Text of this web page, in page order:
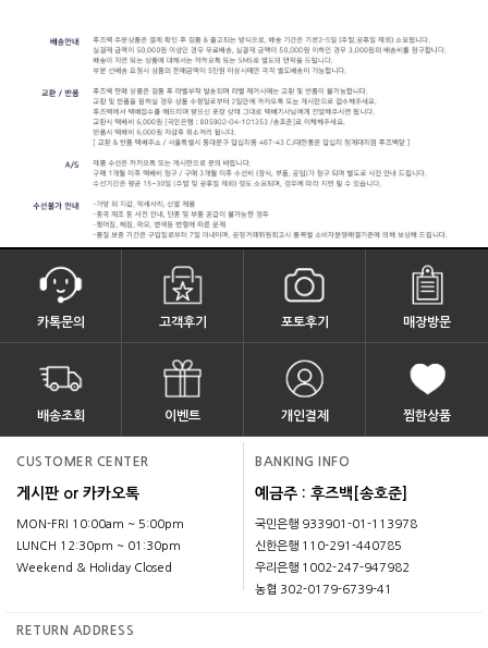
카톡문의 고객후기 포토후기 매장방문
배송조회 이벤트 개인결제 찜한상품
CUSTOMER CENTER
게시판 or 카카오톡
MON-FRI 10:00am ~ 5:00pm
LUNCH 12:30pm ~ 01:30pm
Weekend & Holiday Closed
BANKING INFO
예금주 : 후즈백[송호준]
국민은행 933901-01-113978
신한은행 110-291-440785
우리은행 1002-247-947982
농협 302-0179-6739-41
RETURN ADDRESS